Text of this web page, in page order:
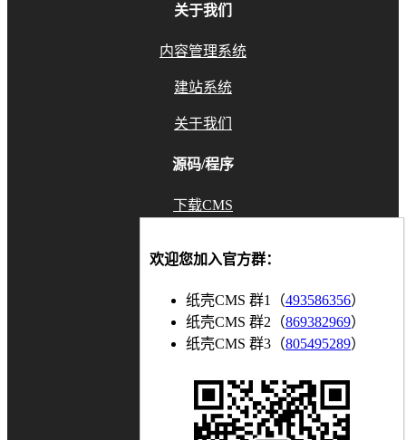
欢迎您加入官方群：
纸壳CMS 群1（493586356）
纸壳CMS 群2（869382969）
纸壳CMS 群3（805495289）
关于我们
内容管理系统
建站系统
关于我们
源码/程序
下载CMS
Gitee
联系我们
知乎
博客
bilibili